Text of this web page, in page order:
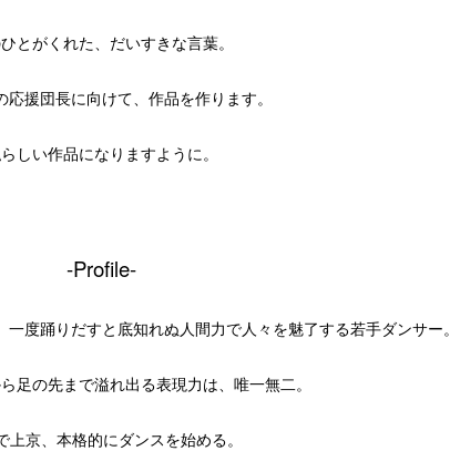
とがくれた、だいすきな言葉。
応援団長に向けて、作品を作ります。
しい作品になりますように。
-Profile-
度踊りだすと底知れぬ人間力で人々を魅了する若手ダンサー。
足の先まで溢れ出る表現力は、唯一無二。
上京、本格的にダンスを始める。